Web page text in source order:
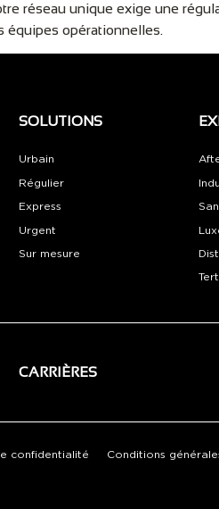
réseau unique exige une
équipes opérationnelles.
SOLUTIONS
Urbain
Régulier
Express
Urgent
Sur mesure
CARRIÈRES
confidentialité Conditions